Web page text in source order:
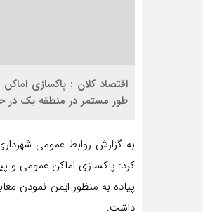
اقتصاد کلان : پاکسازی
طور مستمر در منطقه یک در
به گزارش روابط عمومی
کرد: پاکسازی اماکن عمومی و
پیاده به منظور ایمن نمودن
داشت.